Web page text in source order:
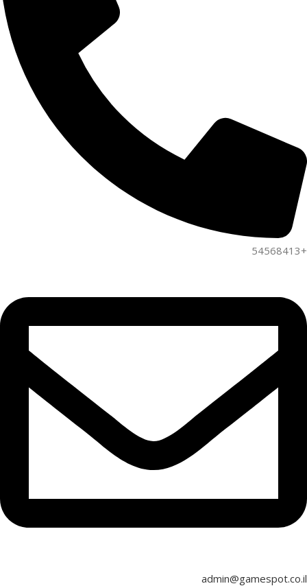
+54568413
admin@gamespot.co.il